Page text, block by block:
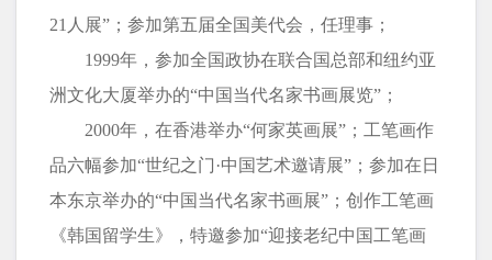
21人展”；参加第五届全国美代会，任理事；
1999年，参加全国政协在联合国总部和纽约亚
洲文化大厦举办的“中国当代名家书画展览”；
2000年，在香港举办“何家英画展”；工笔画作
品六幅参加“世纪之门·中国艺术邀请展”；参加在日
本东京举办的“中国当代名家书画展”；创作工笔画
《韩国留学生》，特邀参加“迎接老纪中国工笔画